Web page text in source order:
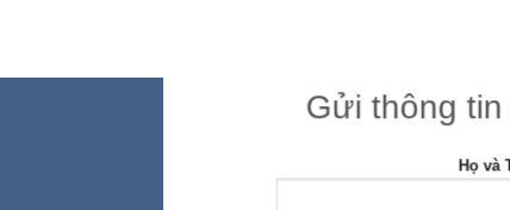
Gửi thông
Họ và